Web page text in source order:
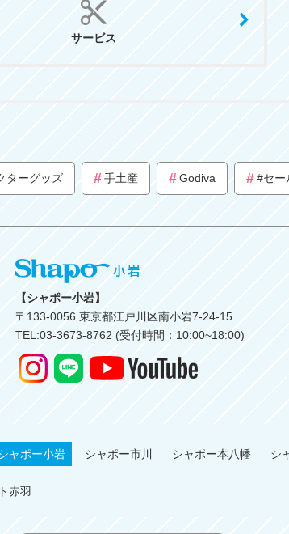
サービス
ターグッズ 手土産 Godiva #セー
【シャポー小岩】
〒 133-0056 東京都江戸川区南小岩7-24-15
TEL:03-3673-8762 (受付時間：10:00~18:00)
ャポー小岩 シャポー市川 シャポー本八幡 シ
赤羽